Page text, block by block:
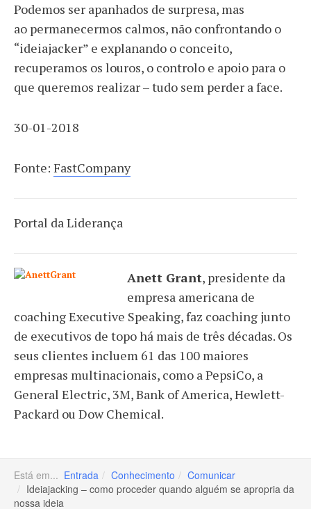
Podemos ser apanhados de surpresa, mas
ao permanecermos calmos, não confrontando o
“ideiajacker” e explanando o conceito,
recuperamos os louros, o controlo e apoio para o
que queremos realizar – tudo sem perder a face.
30-01-2018
Fonte: FastCompany
Portal da Liderança
Anett Grant, presidente da
empresa americana de
coaching Executive Speaking, faz coaching junto
de executivos de topo há mais de três décadas. Os
seus clientes incluem 61 das 100 maiores
empresas multinacionais, como a PepsiCo, a
General Electric, 3M, Bank of America, Hewlett-
Packard ou Dow Chemical.
Está em... Entrada Conhecimento
Comunicar
Ideiajacking – como proceder quando alguém se apropria da
nossa ideia